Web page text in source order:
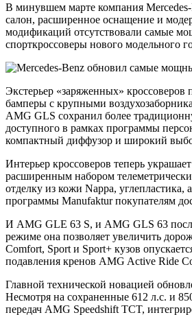
В минувшем марте компания
салон, расширенное оснащение и
модификаций отсутствовали самые
спорткроссоверы нового модельного
Экстерьер «заряженных»
бамперы с крупными
AMG GLS сохранил более
доступного в рамках программы
компактный диффузор и широкий
Интерьер кроссоверов теперь
расширенным набором
отделку из кожи Nappa,
программы Manufaktur покупателям
И AMG GLE 63 S, и AMG GLS 63
режиме она позволяет увеличить
Comfort, Sport и Sport+ кузов
подавления кренов AMG Active Ride
Главной технической новацией
Несмотря на сохраненные 612 л.с. и
передач AMG Speedshift TCT,